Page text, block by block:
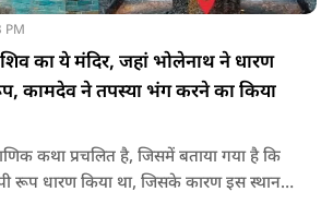
PM
का ये मंदिर, जहां भोलेनाथ ने धारण
कामदेव ने तपस्या भंग करने का किया
कथा प्रचलित है, जिसमें बताया गया है कि
रूप धारण किया था, जिसके कारण इस स्थान